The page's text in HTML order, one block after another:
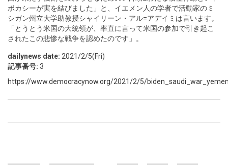
ボカシーが実を結びました」と、イエメン人の学者で活動家のミ
シガン州立大学助教授シャイリーン・アル=アデイミは言います。
「とうとう米国の大統領が、率直に言って米国の参加で引き起こ
されたこの悲惨な戦争を認めたのです」。
dailynews date: 2021/2/5(Fri)
記事番号: 3
https://www.democracynow.org/2021/2/5/